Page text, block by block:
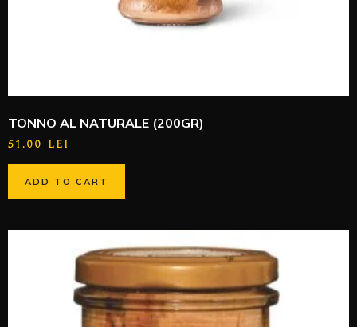
TONNO AL NATURALE (200GR)
51.00 LEI
ADD TO CART